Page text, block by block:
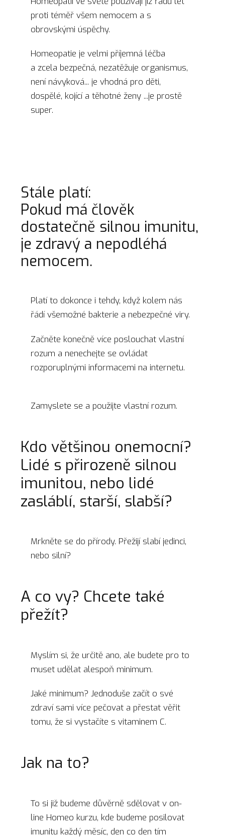
proti téměř všem nemocem a s
obrovskými úspěchy.
Homeopatie je velmi příjemná léčba
a zcela bezpečná, nezatěžuje organismus,
není návyková... je vhodná pro děti,
dospělé, kojící a těhotné ženy ...je prostě
super.
Stále platí:
Pokud má člověk
dostatečně silnou imunitu,
je zdravý a nepodléhá
nemocem.
Platí to dokonce i tehdy, když kolem nás
řádí všemožné bakterie a nebezpečné viry.
Začněte konečně více poslouchat vlastní
rozum a nenechejte se ovládat
rozporuplnými informacemi na internetu.
Zamyslete se a použijte vlastní rozum.
Kdo většinou onemocní?
Lidé s přirozeně silnou
imunitou, nebo lidé
zasláblí, starší, slabší?
Mrkněte se do přírody. Přežijí slabí jedinci,
nebo silní?
A co vy? Chcete také
přežít?
Myslím si, že určitě ano, ale budete pro to
muset udělat alespoň minimum.
Jaké minimum? Jednoduše začít o své
zdraví sami více pečovat a přestat věřit
tomu, že si vystačíte s vitaminem C.
Jak na to?
To si již budeme důvěrně sdělovat v on-
line Homeo kurzu, kde budeme posilovat
imunitu každý měsíc, den co den tím